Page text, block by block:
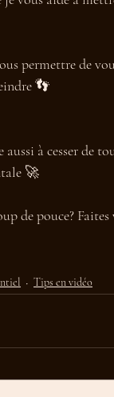
permettre de
👣
aussi à cesser de
🚀
de pouce?
Tips en vidéo